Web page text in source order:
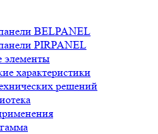
BELPANEL
PIRPANEL
элементы
характеристики
решений